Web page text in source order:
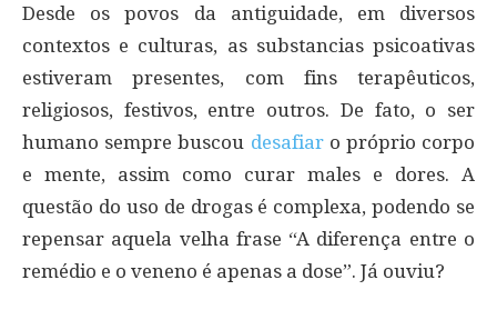
Desde os povos da antiguidade, em diversos
contextos e culturas, as substancias psicoativas
estiveram presentes, com fins terapêuticos,
religiosos, festivos, entre outros. De fato, o ser
humano sempre buscou desafiaro próprio corpo
e mente, assim como curar males e dores. A
questão do uso de drogas é complexa, podendo se
repensar aquela velha frase “A diferença entre o
remédio e o veneno é apenas a dose”. Já ouviu?